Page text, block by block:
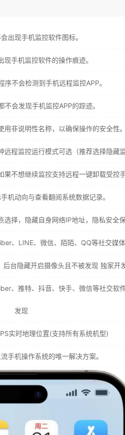
出现手机监控软件图标。
现手机监控软件的操作痕迹。
序不会检测到手机远程监控APP。
不会发现手机监控APP的踪迹。
非说明性名称，以确保操作的安全性。
程监控运行模式可选（推荐选择隐藏监
果不想继续监控支持远程一键卸载受控
机动向与查看翻阅系统数据记录。
择，隐藏自身网络IP地址，隐私安全保
、LINE、微信、陌陌、QQ等社交媒
台隐藏开启摄像头且不被发现 独家开
、推特、抖音、快手、微信等社交软
发现
实时地理位置(支持所有系统机型)
手机操作系统的唯一解决方案。